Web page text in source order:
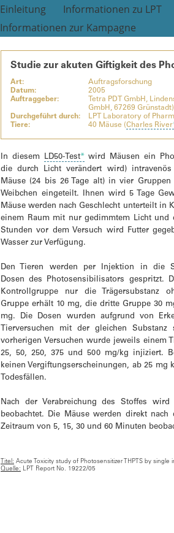
Einleitung Informationen zu LPT
Informationen zur Kampagne
Studie zur akuten Giftigkeit des
Art:
Auftragsforschung
Datum:
2005
Auftraggeber:
Tetra PDT GmbH,
GmbH, 67269 Grünstadt)
Durchgeführt durch:
LPT Laboratory of
Tiere:
40 Mäuse (Charles River
In diesem LD50-Test*wird Mäusen ein
die durch Licht verändert wird)
Mäuse (24 bis 26 Tage alt) in vier
Weibchen eingeteilt. Ihnen wird 5 Tage
Mäuse werden nach Geschlecht unterteilt in
einem Raum mit nur gedimmtem Licht und
Stunden vor dem Versuch wird Futter
Wasser zur Verfügung.
Den Tieren werden per Injektion in die
Dosen des Photosensibilisators gespritzt.
Kontrollgruppe nur die Trägersubstanz
Gruppe erhält 10 mg, die dritte Gruppe 30
mg. Die Dosen wurden aufgrund von
Tierversuchen mit der gleichen
vorherigen Versuchen wurde jeweils einem
25, 50, 250, 375 und 500 mg/kg injiziert.
keinen Vergiftungserscheinungen, ab 25 mg
Todesfällen.
Nach der Verabreichung des Stoffes
beobachtet. Die Mäuse werden direkt
Zeitraum von 5, 15, 30 und 60 Minuten
Titel: Acute Toxicity study of Photosensitizer THPTS by single
Quelle: LPT Report No. 19222/05